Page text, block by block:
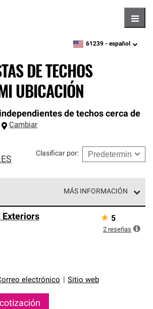
zipcode,language
61239 - español
DE TECHOS
UBICACIÓN
de techos cerca de
Cambiar
Clasificar por:
MÁS INFORMACIÓN
el nivel superior de nuestra red
con estándares estrictos de
ofrecer nuestra mejor garantía de
Exteriors
electrónico Sitio web
★ 5
2 reseñas